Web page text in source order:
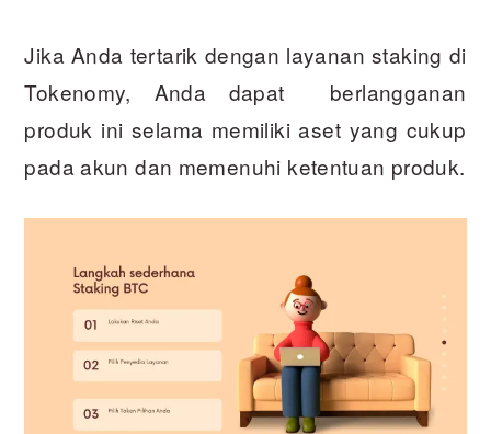
Jika Anda tertarik dengan layanan staking di
Tokenomy, Anda dapat berlangganan
produk ini selama memiliki aset yang cukup
pada akun dan memenuhi ketentuan produk.